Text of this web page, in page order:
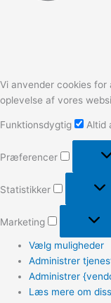
Vi anvender cookies for
oplevelse af vores
Funktionsdygtig Altid
Præferencer
Statistikker
Marketing
Vælg muligheder
Administrer
Administrer
Læs mere om